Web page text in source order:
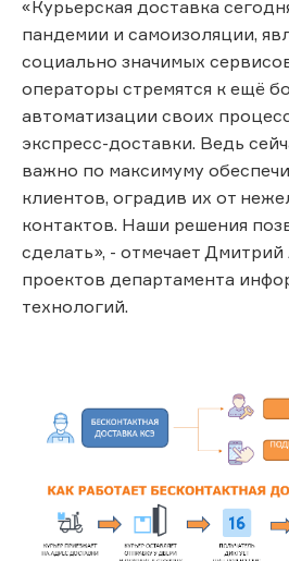
«Курьерская доставка
пандемии и самоизоляции,
социально значимых
операторы стремятся к ещё
автоматизации своих
экспресс-доставки. Ведь
важно по максимуму
клиентов, оградив их от
контактов. Наши решения
сделать», - отмечает
проектов департамента
технологий.